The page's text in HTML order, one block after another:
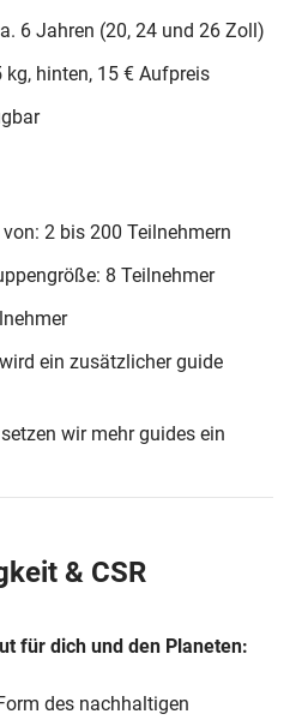
6 Jahren (20, 24 und 26 Zoll)
hinten, 15 € Aufpreis
2 bis 200 Teilnehmern
8 Teilnehmer
ein zusätzlicher guide
wir mehr guides ein
& CSR
für dich und den Planeten:
des nachhaltigen